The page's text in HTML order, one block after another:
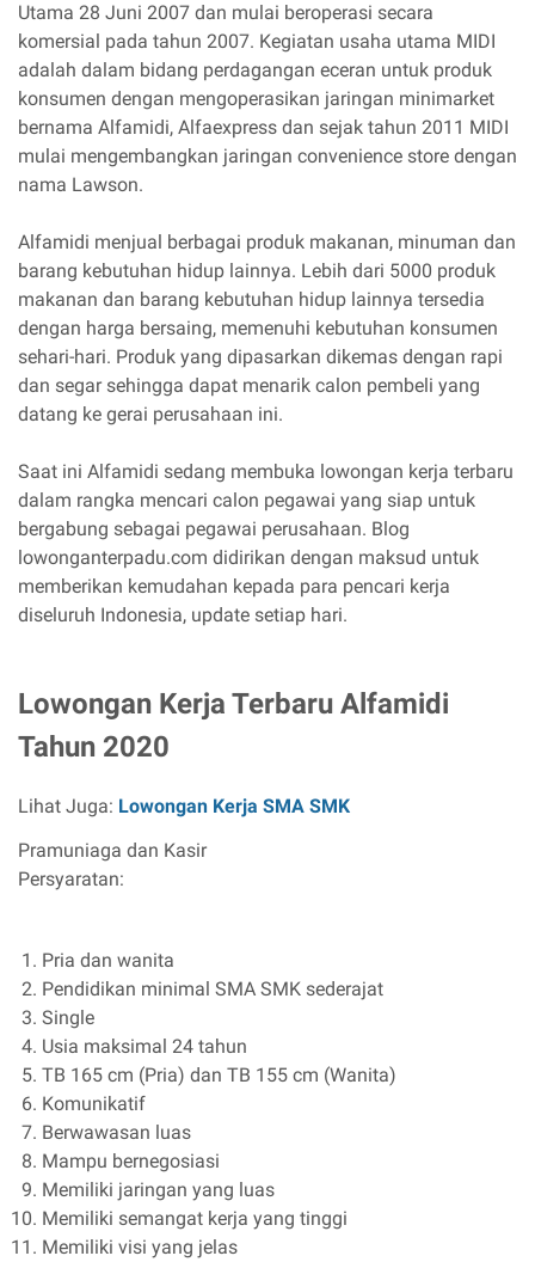
Utama 28 Juni 2007 dan mulai beroperasi secara
komersial pada tahun 2007. Kegiatan usaha utama MIDI
adalah dalam bidang perdagangan eceran untuk produk
konsumen dengan mengoperasikan jaringan minimarket
bernama Alfamidi, Alfaexpress dan sejak tahun 2011 MIDI
mulai mengembangkan jaringan convenience store dengan
nama Lawson.
Alfamidi menjual berbagai produk makanan, minuman dan
barang kebutuhan hidup lainnya. Lebih dari 5000 produk
makanan dan barang kebutuhan hidup lainnya tersedia
dengan harga bersaing, memenuhi kebutuhan konsumen
sehari-hari. Produk yang dipasarkan dikemas dengan rapi
dan segar sehingga dapat menarik calon pembeli yang
datang ke gerai perusahaan ini.
Saat ini Alfamidi sedang membuka lowongan kerja terbaru
dalam rangka mencari calon pegawai yang siap untuk
bergabung sebagai pegawai perusahaan. Blog
lowonganterpadu.com didirikan dengan maksud untuk
memberikan kemudahan kepada para pencari kerja
diseluruh Indonesia, update setiap hari.
Lowongan Kerja Terbaru Alfamidi
Tahun 2020
Lihat Juga: Lowongan Kerja SMA SMK
Pramuniaga dan Kasir
Persyaratan:
Pria dan wanita
Pendidikan minimal SMA SMK sederajat
Single
Usia maksimal 24 tahun
TB 165 cm (Pria) dan TB 155 cm (Wanita)
Komunikatif
Berwawasan luas
Mampu bernegosiasi
Memiliki jaringan yang luas
Memiliki semangat kerja yang tinggi
Memiliki visi yang jelas